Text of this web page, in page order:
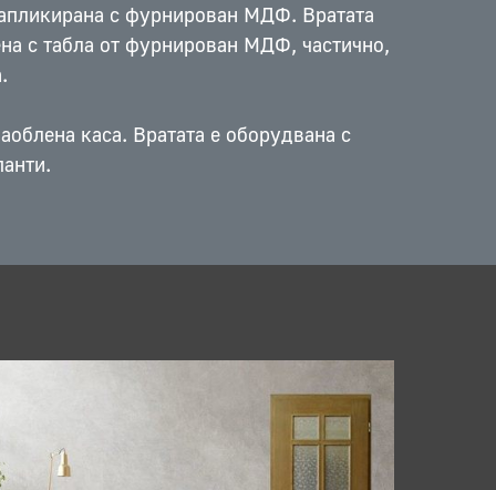
с фурнирован МДФ. Вратата
с табла от фурнирован МДФ, частично,
каса. Вратата е оборудвана с